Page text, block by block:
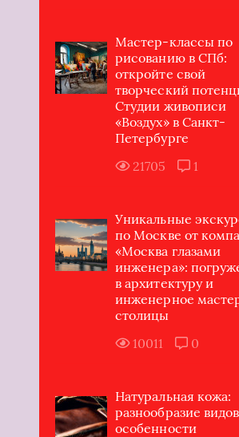
Мастер-классы по
рисованию в СПб:
откройте свой
творческий
Студии живописи
«Воздух» в Санкт-
Петербурге
21705
1
Уникальные
по Москве от
«Москва глазами
инженера»:
в архитектуру и
инженерное
столицы
10011
0
Натуральная кожа:
разнообразие
особенности